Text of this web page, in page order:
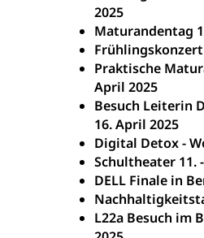
2025
Maturandentag
Frühlingskonzert
Praktische
April 2025
Besuch Leiterin
16. April 2025
Digital Detox -
Schultheater 11.
DELL Finale in
L22a Besuch im